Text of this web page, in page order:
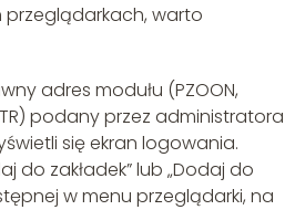
warto
adres modułu (PZOON,
podany przez administratora
się ekran logowania.
do zakładek” lub „Dodaj do
w menu przeglądarki, na